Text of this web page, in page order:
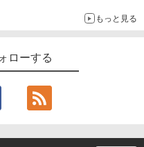
もっと見る
ローする